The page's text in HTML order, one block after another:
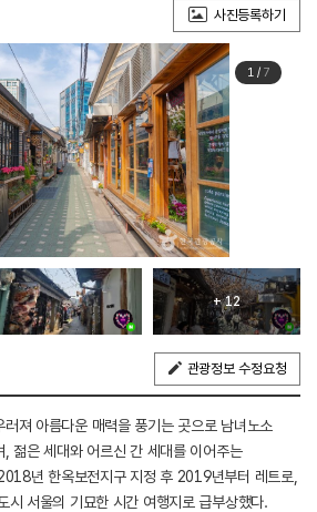
사진등록하기
1 / 7
+ 12
관광정보 수정요청
져 아름다운 매력을 풍기는 곳으로 남녀노소
젊은 세대와 어르신 간 세대를 이어주는
년 한옥보전지구 지정 후 2019년부터 레트로,
시 서울의 기묘한 시간 여행지로 급부상했다.